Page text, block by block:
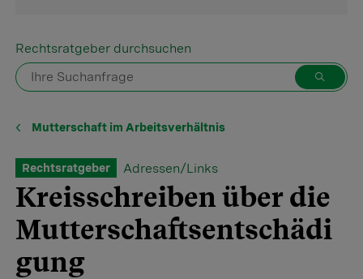
Rechtsratgeber durchsuchen
Mutterschaft im Arbeitsverhältnis
Rechtsratgeber Adressen/Links
Kreisschreiben über die
Mutterschaftsentschädi
gung